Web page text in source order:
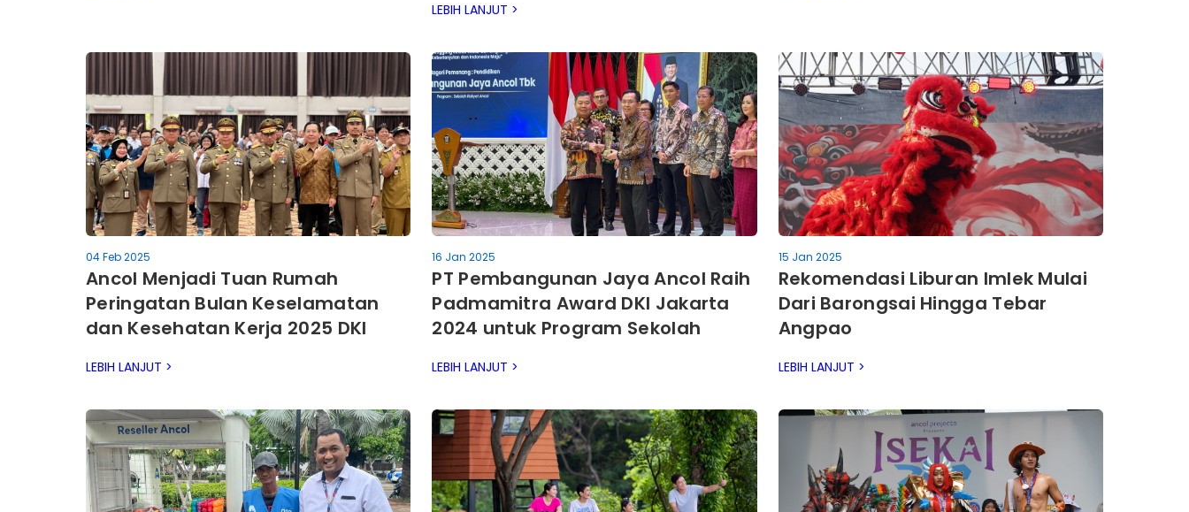
LEBIH LANJUT >
04 Feb 2025
Ancol Menjadi Tuan Rumah
Peringatan Bulan Keselamatan
dan Kesehatan Kerja 2025 DKI
LEBIH LANJUT >
16 Jan 2025
PT Pembangunan Jaya Ancol Raih
Padmamitra Award DKI Jakarta
2024 untuk Program Sekolah
LEBIH LANJUT >
15 Jan 2025
Rekomendasi Liburan Imlek Mulai
Dari Barongsai Hingga Tebar
Angpao
LEBIH LANJUT >